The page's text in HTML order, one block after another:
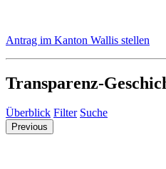
Antrag im Kanton Wallis stellen
Transparenz-
Überblick Filter Suche
Previous